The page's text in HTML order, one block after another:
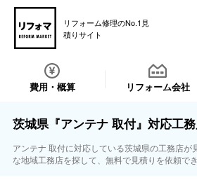
リフォーム修理のNo.1見
積りサイト
費用・概算 リフォーム会社
茨城県『アンテナ 取付』対応工
アンテナ 取付に対応している茨城県の工務店が
な地域工務店を探して、無料で見積りを依頼でき